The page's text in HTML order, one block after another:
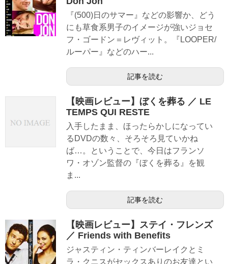
『(500)日のサマー』などの影響か、どう
にも草食系男子のイメージが強いジョセ
フ・ゴードン＝レヴィット。『LOOPER/
ルーパー』などのハー...
記事を読む
【映画レビュー】ぼくを葬る ／ LE
TEMPS QUI RESTE
入手したまま、ほったらかしになってい
るDVDの数々、そろそろ見ていかね
ば…。ということで、今日はフランソ
ワ・オゾン監督の『ぼくを葬る』を観
ま...
記事を読む
【映画レビュー】ステイ・フレンズ
／ Friends with Benefits
ジャスティン・ティンバーレイクとミ
ラ・クニスがセックスありのお友達とい